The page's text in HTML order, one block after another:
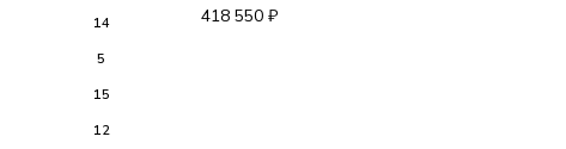
14
5
15
12
418 550 ₽